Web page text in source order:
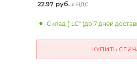
22.97 руб. с НДС
Склад ("LC" (до 7 дней
КУПИТЬ